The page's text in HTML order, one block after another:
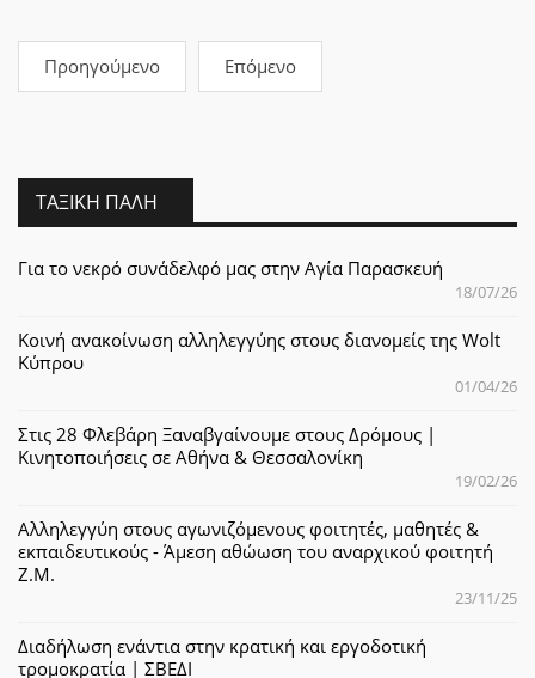
Προηγούμενο Επόμενο
ΤΑΞΙΚΉ ΠΆΛΗ
Για το νεκρό συνάδελφό μας στην Αγία Παρασκευή
18/07/26
Κοινή ανακοίνωση αλληλεγγύης στους διανομείς της Wolt
Κύπρου
01/04/26
Στις 28 Φλεβάρη Ξαναβγαίνουμε στους Δρόμους |
Κινητοποιήσεις σε Αθήνα & Θεσσαλονίκη
19/02/26
Αλληλεγγύη στους αγωνιζόμενους φοιτητές, μαθητές &
εκπαιδευτικούς - Άμεση αθώωση του αναρχικού φοιτητή
Ζ.Μ.
23/11/25
Διαδήλωση ενάντια στην κρατική και εργοδοτική
τρομοκρατία | ΣΒΕΔΙ